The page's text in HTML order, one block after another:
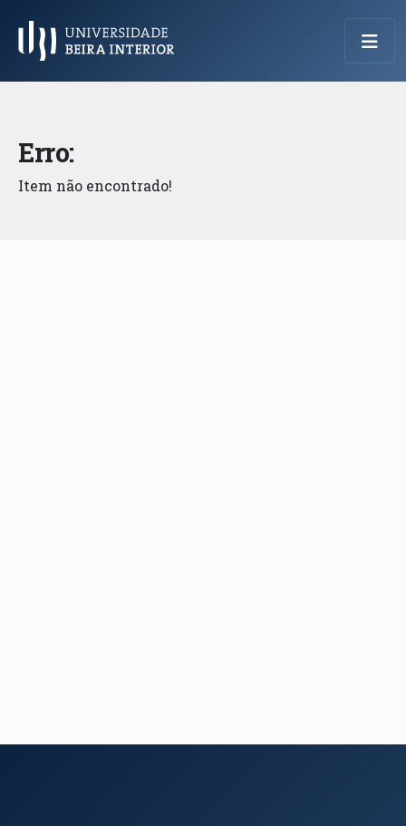
Menu Principal
Erro:
Item não encontrado!